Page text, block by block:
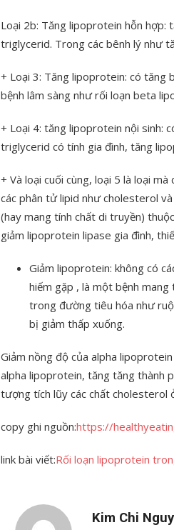
Loại 2b: Tăng lipoprotein hỗn hợp:
triglycerid. Trong các bênh lý như
+ Loại 3: Tăng lipoprotein: có tăng
bệnh lâm sàng như rối loạn beta
+ Loại 4: tăng lipoprotein nội sinh:
triglycerid có tính gia đình, tăng
+ Và loại cuối cùng, loại 5 là loại
các phân tử lipid như cholesterol
(hay mang tính chất di truyền)
giảm lipoprotein lipase gia đình,
Giảm lipoprotein: không có
hiếm gặp , là một bệnh
trong đường tiêu hóa như
bị giảm thấp xuống.
Giảm nồng độ của alpha
alpha lipoprotein, tăng tăng thành
tượng tích lũy các chất cholesterol
copy ghi nguồn:https://
link bài viết:Rối loạn lipoprotein
Kim Chi